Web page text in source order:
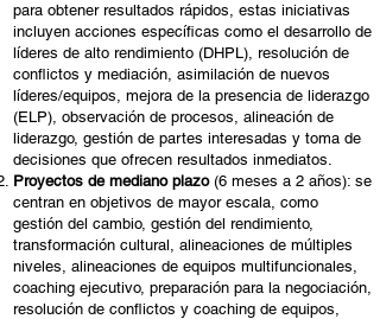
para obtener resultados rápidos, estas iniciativas
incluyen acciones específicas como el desarrollo de
líderes de alto rendimiento (DHPL), resolución de
conflictos y mediación, asimilación de nuevos
líderes/equipos, mejora de la presencia de liderazgo
(ELP), observación de procesos, alineación de
liderazgo, gestión de partes interesadas y toma de
decisiones que ofrecen resultados inmediatos.
Proyectos de mediano plazo(6 meses a 2 años): se
centran en objetivos de mayor escala, como
gestión del cambio, gestión del rendimiento,
transformación cultural, alineaciones de múltiples
niveles, alineaciones de equipos multifuncionales,
coaching ejecutivo, preparación para la negociación,
resolución de conflictos y coaching de equipos,